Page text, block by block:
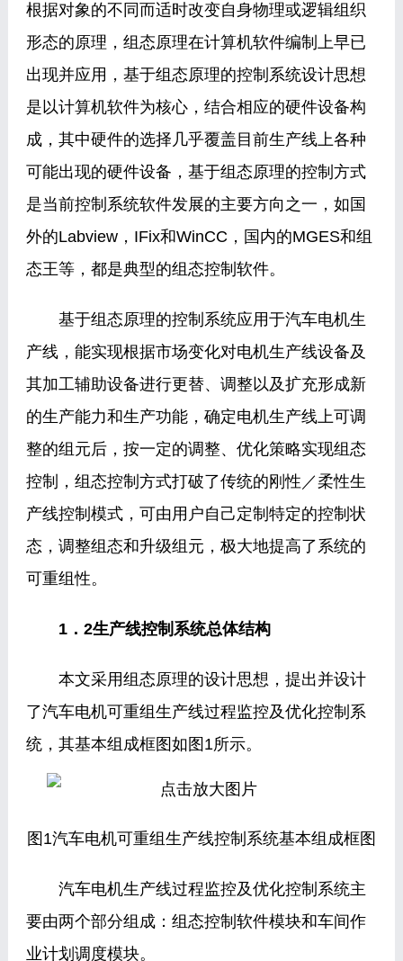
根据对象的不同而适时改变自身物理或逻辑组织
形态的原理，组态原理在计算机软件编制上早已
出现并应用，基于组态原理的控制系统设计思想
是以计算机软件为核心，结合相应的硬件设备构
成，其中硬件的选择几乎覆盖目前生产线上各种
可能出现的硬件设备，基于组态原理的控制方式
是当前控制系统软件发展的主要方向之一，如国
外的Labview，IFix和WinCC，国内的MGES和组
态王等，都是典型的组态控制软件。
基于组态原理的控制系统应用于汽车电机生
产线，能实现根据市场变化对电机生产线设备及
其加工辅助设备进行更替、调整以及扩充形成新
的生产能力和生产功能，确定电机生产线上可调
整的组元后，按一定的调整、优化策略实现组态
控制，组态控制方式打破了传统的刚性／柔性生
产线控制模式，可由用户自己定制特定的控制状
态，调整组态和升级组元，极大地提高了系统的
可重组性。
1．2生产线控制系统总体结构
本文采用组态原理的设计思想，提出并设计
了汽车电机可重组生产线过程监控及优化控制系
统，其基本组成框图如图1所示。
图1汽车电机可重组生产线控制系统基本组成框图
汽车电机生产线过程监控及优化控制系统主
要由两个部分组成：组态控制软件模块和车间作
业计划调度模块。